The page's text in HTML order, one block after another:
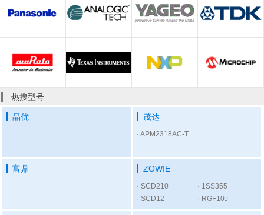
热搜型号
晶优 茂达
APM2318AC-TRL
富鼎 ZOWIE
SCD210
1SS355
SCD12
RGF10J